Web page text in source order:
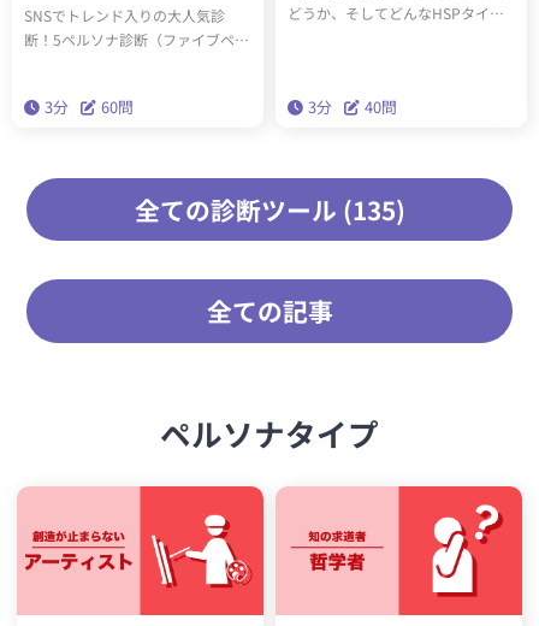
SNSでトレンド入りの大人気診
断！5ペルソナ診断（ファイブペル
かります。精密性格分類理論「ビ
3分 60問
どうか、そしてどんなHSPタイプ
生きやすくなります。
3分 40問
全ての診断ツール (135)
全ての記事
ペルソナタイプ